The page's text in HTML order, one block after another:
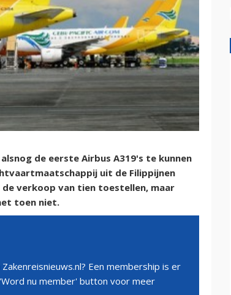
de eerste Airbus A319's te kunnen
uit de Filippijnen
verkoop van tien toestellen, maar
toen niet.
Een membership is er
nu member' button voor meer